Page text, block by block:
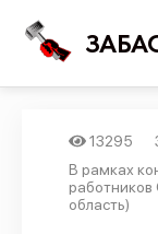
13295
В рамках
область)